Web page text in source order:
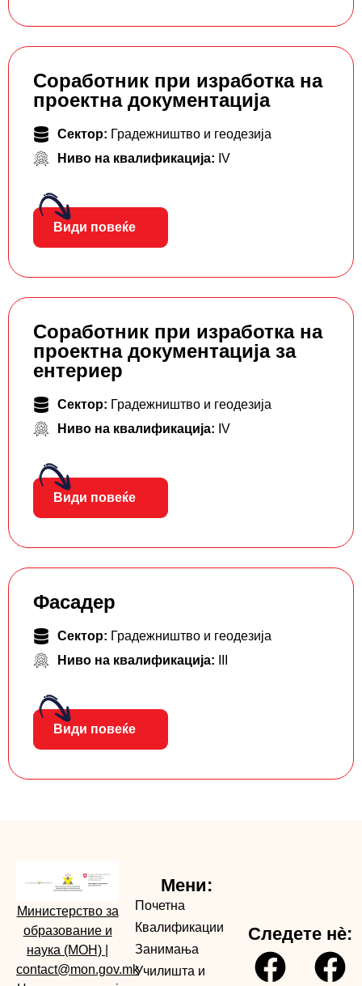
Соработник при изработка на
проектна документација
Сектор: Градежништво и геодезија
Ниво на квалификација: IV
Види повеќе
Соработник при изработка на
проектна документација за
ентериер
Сектор: Градежништво и геодезија
Ниво на квалификација: IV
Види повеќе
Фасадер
Сектор: Градежништво и геодезија
Ниво на квалификација:
Види повеќе
Министерство за
образование и
наука (МОН)
contact@mon.gov.mk
Мени:
Почетна
Квалификации
Занимања
Училишта и
Следете нè: